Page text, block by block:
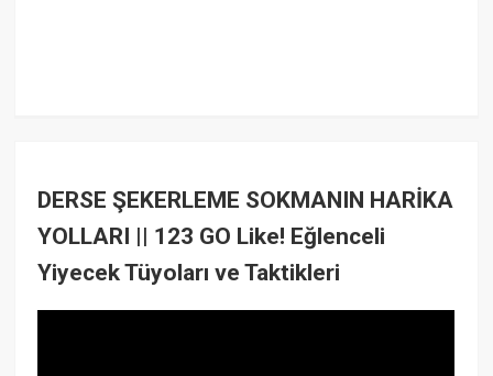
DERSE ŞEKERLEME SOKMANIN HARİKA
YOLLARI || 123 GO Like! Eğlenceli
Yiyecek Tüyoları ve Taktikleri